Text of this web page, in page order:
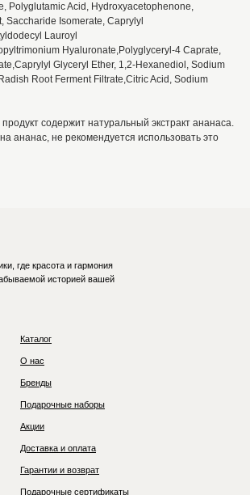
Polyglutamic Acid, Hydroxyacetophenone,
Saccharide Isomerate, Caprylyl
Lauroyl
Hyaluronate,Polyglyceryl-4 Caprate,
Glyceryl Ether, 1,2-Hexanediol, Sodium
Root Ferment Filtrate,Citric Acid, Sodium
содержит натуральный экстракт ананаса.
ананас, не рекомендуется использовать это
где красота и гармония
историей вашей
Каталог
О нас
Бренды
Подарочные наборы
Акции
Доставка и оплата
Гарантии и возврат
Подарочные сертификаты